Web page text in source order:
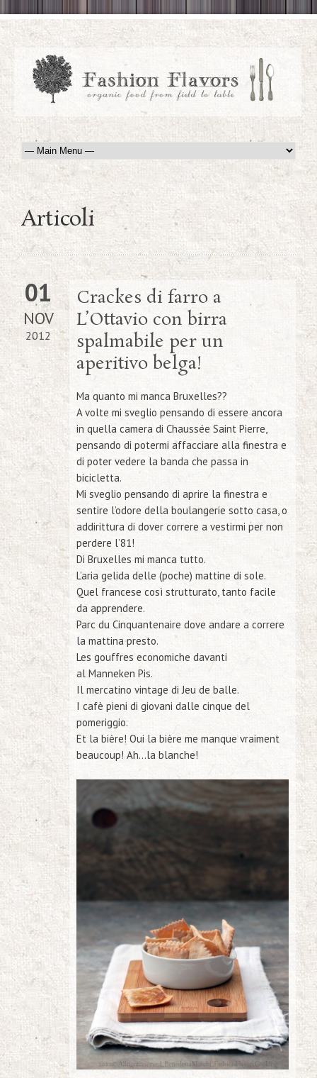
Articoli
01
NOV
2012
Crackes di farro a
L’Ottavio con birra
spalmabile per un
aperitivo belga!
Ma quanto mi manca Bruxelles??
A volte mi sveglio pensando di essere ancora
in quella camera di Chaussée Saint Pierre,
pensando di potermi affacciare alla finestra e
di poter vedere la banda che passa in
bicicletta.
Mi sveglio pensando di aprire la finestra e
sentire l’odore della boulangerie sotto casa, o
addirittura di dover correre a vestirmi per non
perdere l’81!
Di Bruxelles mi manca tutto.
L’aria gelida delle (poche) mattine di sole.
Quel francese così strutturato, tanto facile
da apprendere.
Parc du Cinquantenaire dove andare a correre
la mattina presto.
Les gouffres economiche davanti
al Manneken Pis.
Il mercatino vintage di Jeu de balle.
I cafè pieni di giovani dalle cinque del
pomeriggio.
Et la bière! Oui la bière me manque vraiment
beaucoup! Ah…la blanche!